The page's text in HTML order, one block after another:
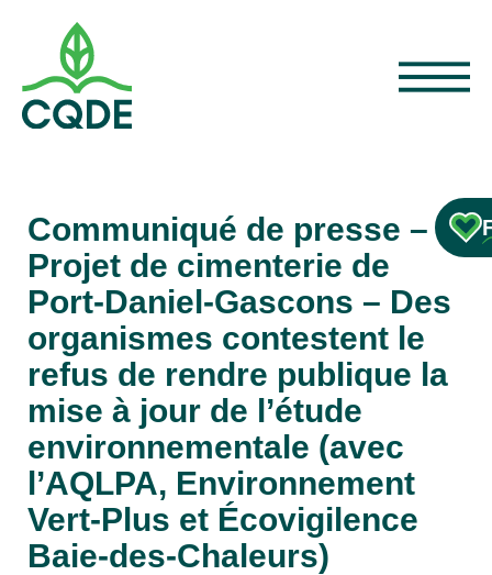
Communiqué de presse –
Projet de cimenterie de
Port-Daniel-Gascons – Des
organismes contestent le
refus de rendre publique la
mise à jour de l’étude
environnementale (avec
l’AQLPA, Environnement
Vert-Plus et Écovigilence
Baie-des-Chaleurs)